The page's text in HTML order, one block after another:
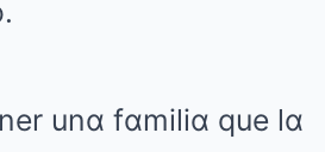
unα fαmiliα que lα